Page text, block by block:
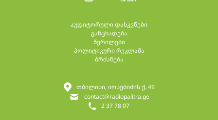
აუდიტორული დასკვნები
განცხადება
წერილები
პოლიტიკური რეკლამა
ბრძანება
2 37 78 07
contact@radiopalitra.ge
თბილისი, იოსებიძის ქ. 49